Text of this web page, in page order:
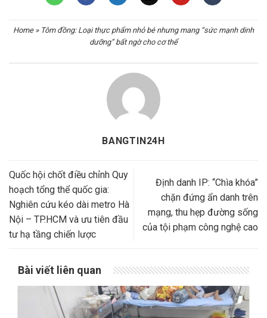
Home» Tôm đồng: Loại thực phẩm nhỏ bé nhưng mang “sức mạnh dinh
dưỡng” bất ngờ cho cơ thể
BANGTIN24H
Quốc hội chốt điều chỉnh Quy
hoạch tổng thể quốc gia:
Nghiên cứu kéo dài metro Hà
Nội – TP.HCM và ưu tiên đầu
tư hạ tầng chiến lược
Định danh IP: “Chìa khóa”
chặn đứng ẩn danh trên
mạng, thu hẹp đường sống
của tội phạm công nghệ cao
Bài viết liên quan